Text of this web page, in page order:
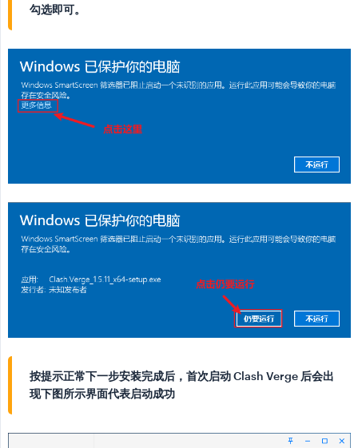
勾选即可。
按提示正常下一步安装完成后，首次启动 Clash Verge 后会出
现下图所示界面代表启动成功